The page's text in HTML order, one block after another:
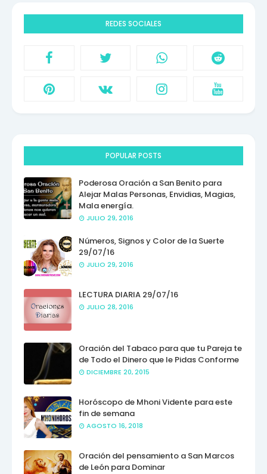
REDES SOCIALES
POPULAR POSTS
Poderosa Oración a San Benito para
Alejar Malas Personas, Envidias, Magias,
Mala energía.
JULIO 29, 2016
Números, Signos y Color de la Suerte
29/07/16
JULIO 29, 2016
LECTURA DIARIA 29/07/16
JULIO 28, 2016
Oración del Tabaco para que tu Pareja te
de Todo el Dinero que le Pidas Conforme
DICIEMBRE 20, 2015
Horóscopo de Mhoni Vidente para este
fin de semana
AGOSTO 16, 2018
Oración del pensamiento a San Marcos
de León para Dominar